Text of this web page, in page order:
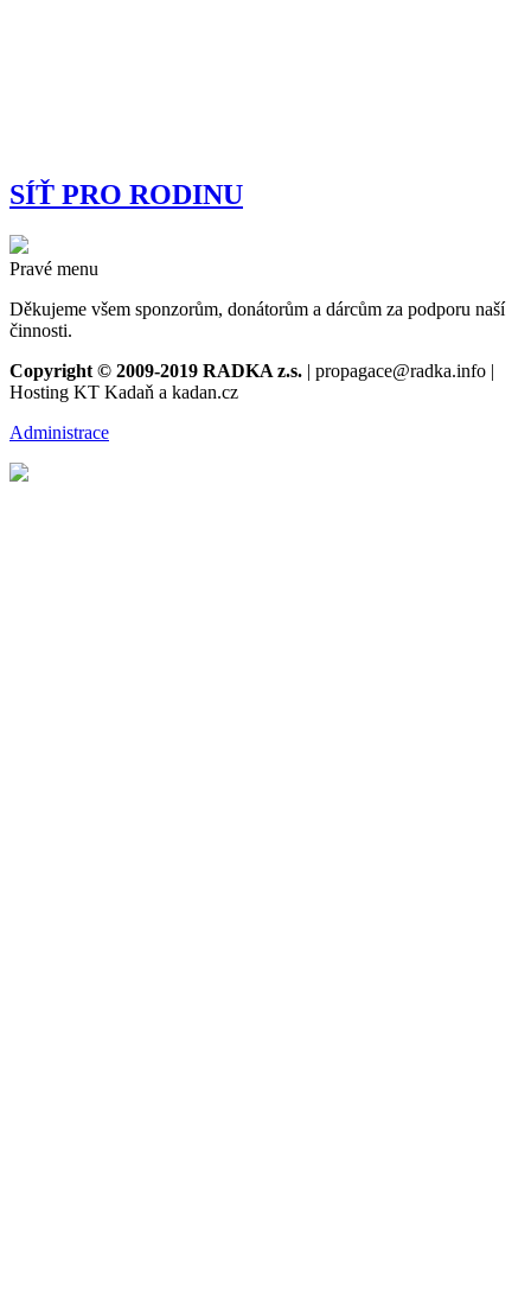
SÍŤ PRO RODINU
Pravé menu
Děkujeme všem sponzorům, donátorům a dárcům za podporu naší
činnosti.
Copyright © 2009-2019 RADKA z.s. | propagace@radka.info |
Hosting KT Kadaň a kadan.cz
Administrace